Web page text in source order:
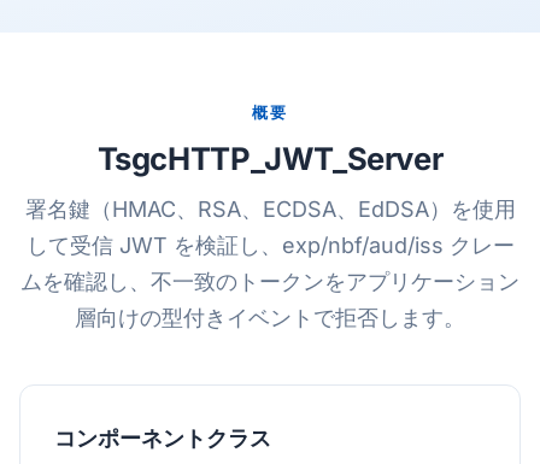
概要
TsgcHTTP_JWT_Server
署名鍵（HMAC、RSA、ECDSA、EdDSA）を使用
して受信 JWT を検証し、exp/nbf/aud/iss クレー
ムを確認し、不一致のトークンをアプリケーション
層向けの型付きイベントで拒否します。
コンポーネントクラス